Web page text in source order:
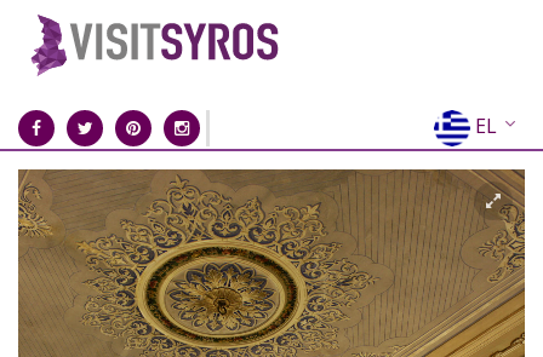
EL
EN
FR
DE
IT